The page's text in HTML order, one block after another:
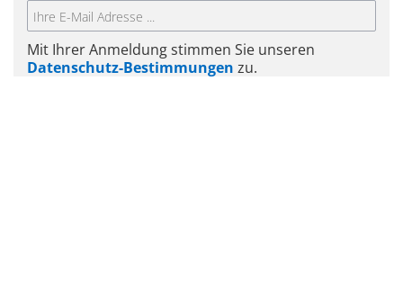
Mit Ihrer Anmeldung stimmen Sie unseren
Datenschutz-Bestimmungen zu.